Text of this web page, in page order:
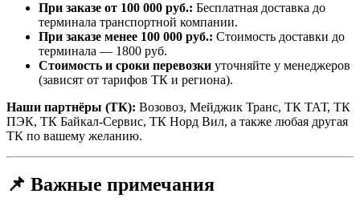
При заказе от 100 000 руб.: Бесплатная доставка до
терминала транспортной компании.
При заказе менее 100 000 руб.: Стоимость доставки до
терминала — 1800 руб.
Стоимость и сроки перевозки уточняйте у менеджеров
(зависят от тарифов ТК и региона).
Наши партнёры (ТК): Возовоз, Мейджик Транс, ТК ТАТ, ТК
ПЭК, ТК Байкал-Сервис, ТК Норд Вил, а также любая другая
ТК по вашему желанию.
📌 Важные примечания